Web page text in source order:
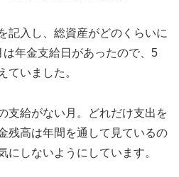
記入し、総資産がどのくらいに
年金支給日があったので、5
ていました。
支給がない月。どれだけ支出を
残高は年間を通して見ているの
にしないようにしています。